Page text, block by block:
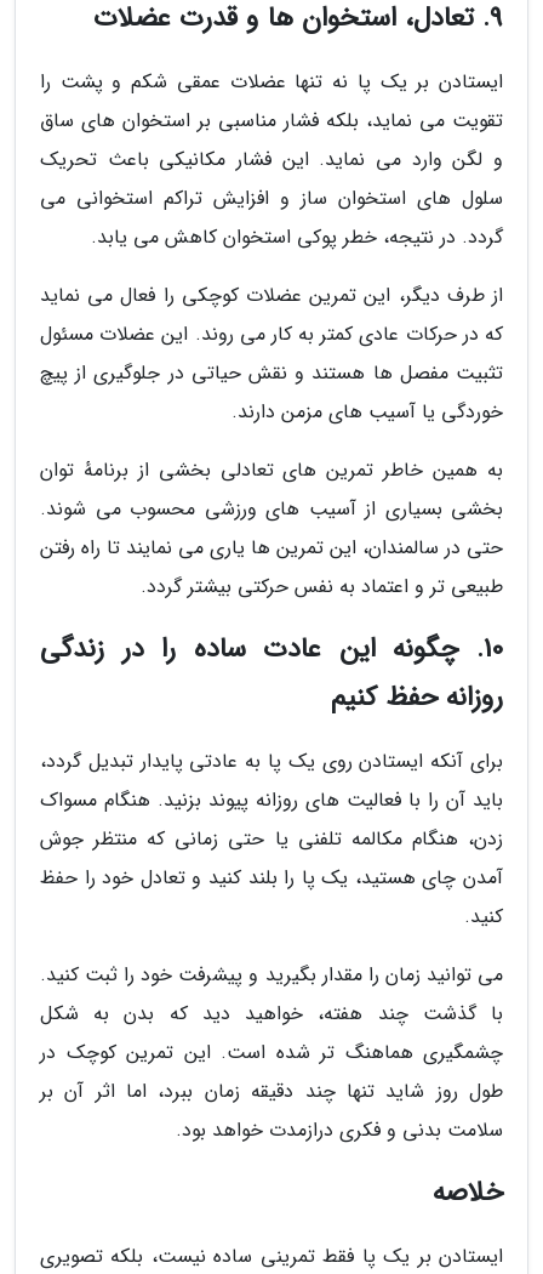
9. تعادل، استخوان ها و قدرت عضلات
ایستادن بر یک پا نه تنها عضلات عمقی شکم و پشت را
تقویت می نماید، بلکه فشار مناسبی بر استخوان های ساق
و لگن وارد می نماید. این فشار مکانیکی باعث تحریک
سلول های استخوان ساز و افزایش تراکم استخوانی می
گردد. در نتیجه، خطر پوکی استخوان کاهش می یابد.
از طرف دیگر، این تمرین عضلات کوچکی را فعال می نماید
که در حرکات عادی کمتر به کار می روند. این عضلات مسئول
تثبیت مفصل ها هستند و نقش حیاتی در جلوگیری از پیچ
خوردگی یا آسیب های مزمن دارند.
به همین خاطر تمرین های تعادلی بخشی از برنامهٔ توان
بخشی بسیاری از آسیب های ورزشی محسوب می شوند.
حتی در سالمندان، این تمرین ها یاری می نمایند تا راه رفتن
طبیعی تر و اعتماد به نفس حرکتی بیشتر گردد.
10. چگونه این عادت ساده را در زندگی
روزانه حفظ کنیم
برای آنکه ایستادن روی یک پا به عادتی پایدار تبدیل گردد،
باید آن را با فعالیت های روزانه پیوند بزنید. هنگام مسواک
زدن، هنگام مکالمه تلفنی یا حتی زمانی که منتظر جوش
آمدن چای هستید، یک پا را بلند کنید و تعادل خود را حفظ
کنید.
می توانید زمان را مقدار بگیرید و پیشرفت خود را ثبت کنید.
با گذشت چند هفته، خواهید دید که بدن به شکل
چشمگیری هماهنگ تر شده است. این تمرین کوچک در
طول روز شاید تنها چند دقیقه زمان ببرد، اما اثر آن بر
سلامت بدنی و فکری درازمدت خواهد بود.
خلاصه
ایستادن بر یک پا فقط تمرینی ساده نیست، بلکه تصویری